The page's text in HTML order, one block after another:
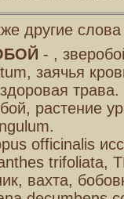
другие
- ,
заячья
трава.
растение
officinalis
trifoliata,
вахта,